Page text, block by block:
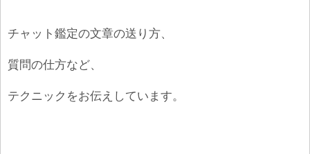
チャット鑑定の文章の送り方、
質問の仕方など、
テクニックをお伝えしています。